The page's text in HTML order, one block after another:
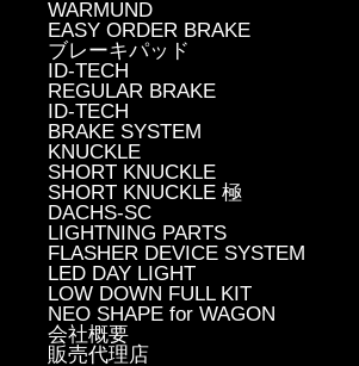
WARMUND
EASY ORDER BRAKE
ブレーキパッド
ID-TECH
REGULAR BRAKE
ID-TECH
BRAKE SYSTEM
KNUCKLE
SHORT KNUCKLE
SHORT KNUCKLE 極
DACHS-SC
LIGHTNING PARTS
FLASHER DEVICE SYSTEM
LED DAY LIGHT
LOW DOWN FULL KIT
NEO SHAPE for WAGON
会社概要
販売代理店